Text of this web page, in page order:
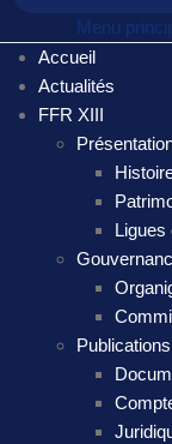
Menu
Accueil
Actualités
FFR XIII
Ligues